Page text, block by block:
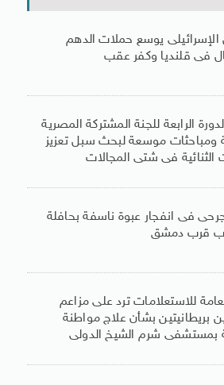
الإسرائيلى يوسع حملات الدهم
فى قلنديا وكفر عقب
الرابعة للجنة المشتركة المصرية
ومباحثات موسعة لبحث سبل تعزيز
الثنائية فى شتى المجالات
فى انفجار عبوة ناسفة بحافلة
قرب دمشق
للاستعلامات ترد على مزاعم
بريطانيتين بشأن علاج مواطنة
بمستشفى شرم الشيخ الدولى